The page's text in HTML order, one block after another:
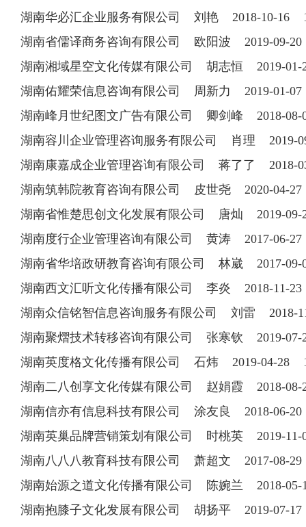
湖南华必汇企业服务有限公司 刘艳 2018-10-16
湖南省儒译商务咨询有限公司 欧阳波 2019-09-
湖南湘域星空文化传媒有限公司 胡志恒 2019-
湖南佑耀荣信息咨询有限公司 周新力 2019-01-
湖南峰月世纪图文广告有限公司 卿剑峰 2018-
湖南容川企业管理咨询服务有限公司 肖理
湖南康嘉成企业管理咨询有限公司 蒋了了
湖南筑韩院教育咨询有限公司 皮世尧 2020-04-
湖南省惟楚思创文化发展有限公司 唐灿 2019-
湖南度行企业管理咨询有限公司 黄涛 2017-06-
湖南省华培政研教育咨询有限公司 林崴 2017-
湖南西文汇听文化传播有限公司 李炎 2018-11-
湖南众信铭智信息咨询服务有限公司 刘雷
湖南聚熠技术转移咨询有限公司 张寒钦 2019-
湖南英度格文化传播有限公司 石炜 2019-04-28
湖南二八创享文化传媒有限公司 赵娟霞 2018-
湖南信亦有信息科技有限公司 涂友良 2018-06-
湖南英巢品牌营销策划有限公司 时桃英 2019-
湖南八八八教育科技有限公司 萧超文 2017-08-
湖南始源之道文化传播有限公司 陈婉兰 2018-
湖南抱膝子文化发展有限公司 胡扬平 2019-07-